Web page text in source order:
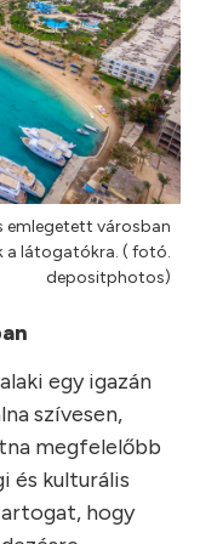
emlegetett városban
a látogatókra. ( fotó.
depositphotos)
egy igazán
szívesen,
megfelelőbb
és kulturális
hogy